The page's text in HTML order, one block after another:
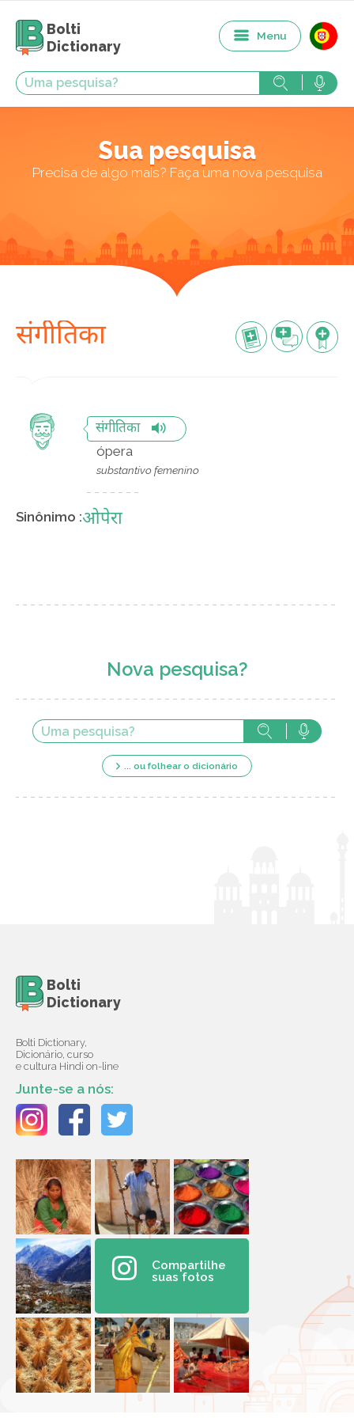
Bolti
Dictionary
Menu
Sua pesquisa
Precisa de algo mais? Faça uma nova pesquisa
संगीतिका
संगीतिका
ópera
substantivo femenino
Sinônimo :ओपेरा
Nova pesquisa?
... ou folhear o dicionário
Bolti
Dictionary
Bolti Dictionary,
Dicionário, curso
e cultura Hindi on-line
Junte-se a nós:
Compartilhe
suas fotos